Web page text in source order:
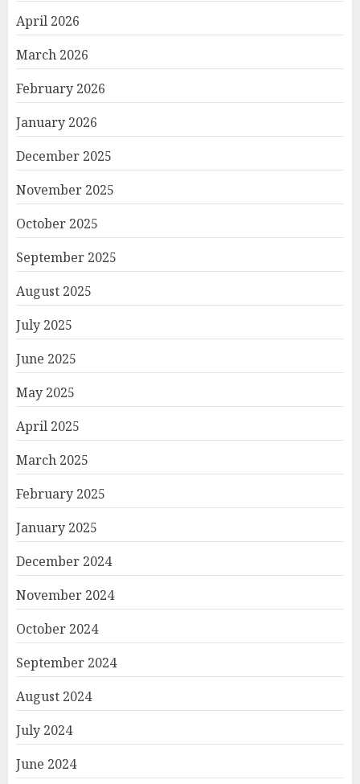
April 2026
March 2026
February 2026
January 2026
December 2025
November 2025
October 2025
September 2025
August 2025
July 2025
June 2025
May 2025
April 2025
March 2025
February 2025
January 2025
December 2024
November 2024
October 2024
September 2024
August 2024
July 2024
June 2024